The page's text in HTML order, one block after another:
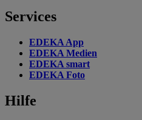
Services
EDEKA App
EDEKA Medien
EDEKA smart
EDEKA Foto
Hilfe